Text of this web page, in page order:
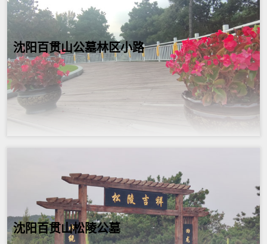
沈阳百贯山公墓林区小路
沈阳百贯山松陵公墓